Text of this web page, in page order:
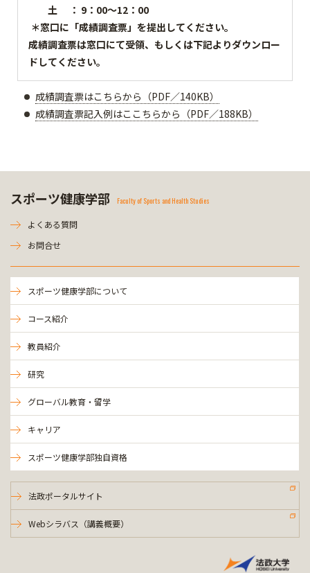
土 ： 9 ：00～12：00
＊窓口に「成績調査票」を提出してください。
成績調査票は窓口にて受領、もしくは下記よりダウンロー
ドしてください。
成績調査票はこちらから（PDF／140KB）
成績調査票記入例はここちらから（PDF／188KB）
スポーツ健康学部 Faculty of Sports and Health Studies
よくある質問
お問合せ
スポーツ健康学部について
コース紹介
教員紹介
研究
グローバル教育・留学
キャリア
スポーツ健康学部独自資格
法政ポータルサイト
Webシラバス（講義概要）